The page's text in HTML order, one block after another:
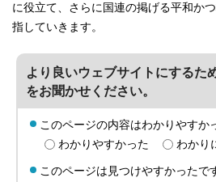
に役立て、さらに国連の掲げる平和か
指していきます。
より良いウェブサイトにするた
をお聞かせください。
このページの内容はわかりやすか
わかりやすかった
わかり
このページは見つけやすかったで